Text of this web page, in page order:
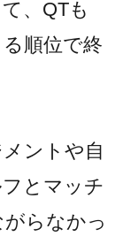
、QTも
順位で終
ントや自
とマッチ
らなかっ